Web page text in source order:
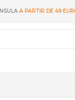
A PARTIR DE 49